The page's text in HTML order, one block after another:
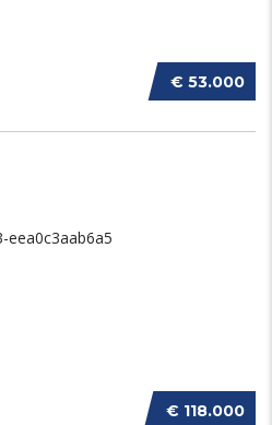
€ 53.000
€ 118.000